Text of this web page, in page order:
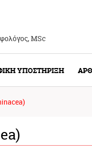
ΜSc
ΥΠΟΣΤΗΡΙΞΗ